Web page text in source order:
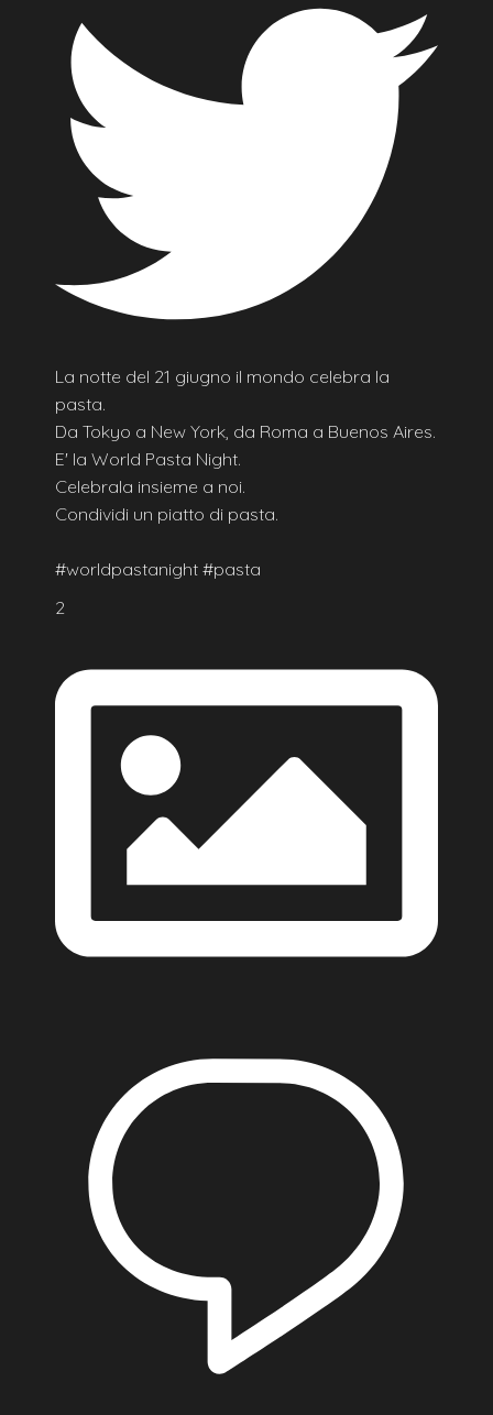
La notte del 21 giugno il mondo celebra la
pasta.
Da Tokyo a New York, da Roma a Buenos Aires.
E' la World Pasta Night.
Celebrala insieme a noi.
Condividi un piatto di pasta.
#worldpastanight #pasta
2